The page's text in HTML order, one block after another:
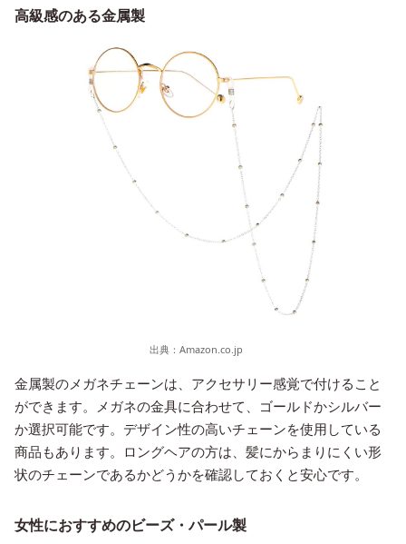
高級感のある金属製
出典： Amazon.co.jp
金属製のメガネチェーンは、アクセサリー感覚で付けること
ができます。メガネの金具に合わせて、ゴールドかシルバー
か選択可能です。デザイン性の高いチェーンを使用している
商品もあります。ロングヘアの方は、髪にからまりにくい形
状のチェーンであるかどうかを確認しておくと安心です。
女性におすすめのビーズ・パール製